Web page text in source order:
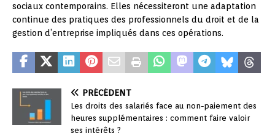
sociaux contemporains. Elles nécessiteront une adaptation
continue des pratiques des professionnels du droit et de la
gestion d’entreprise impliqués dans ces opérations.
PRÉCÉDENT
Les droits des salariés face au non-paiement des
heures supplémentaires : comment faire valoir
ses intérêts ?